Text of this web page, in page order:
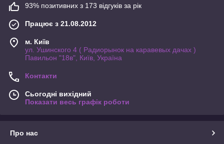
93% позитивних з 173 відгуків за рік
Працює з 21.08.2012
м. Київ
ул. Ушинского 4 ( Радиорынок на каравевых дачах )
Павильон "18в", Київ, Україна
Контакти
Сьогодні вихідний
Показати весь графік роботи
Про нас